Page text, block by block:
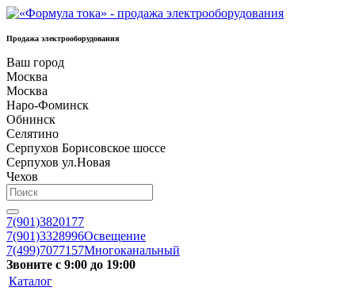
Продажа электрооборудования
Ваш город
Москва
Москва
Наро-Фоминск
Обнинск
Селятино
Серпухов Борисовское шоссе
Серпухов ул.Новая
Чехов
7(901)3820177
7(901)3328996Освещение
7(499)7077157Многоканальный
Звоните с 9:00 до 19:00
Каталог